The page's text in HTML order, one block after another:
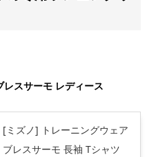
スサーモ レディース
[ミズノ] トレーニングウェア
ブレスサーモ 長袖 Tシャツ